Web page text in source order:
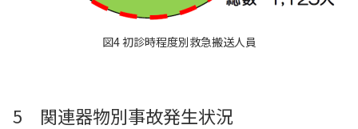
図4 初診時程度別救急搬送人員
5 関連器物別事故発生状況